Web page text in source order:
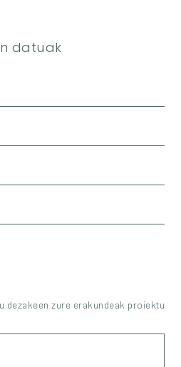
datuak
dezakeen zure erakundeak proiektu